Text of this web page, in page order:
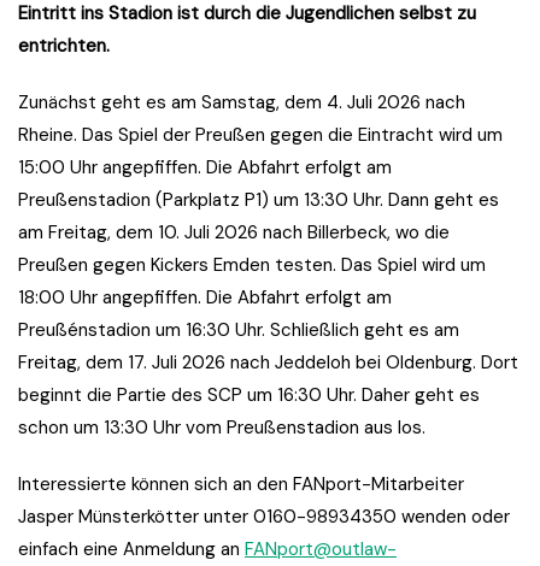
Eintritt ins Stadion ist durch die Jugendlichen selbst zu
entrichten.
Zunächst geht es am Samstag, dem 4. Juli 2026 nach
Rheine. Das Spiel der Preußen gegen die Eintracht wird um
15:00 Uhr angepfiffen. Die Abfahrt erfolgt am
Preußenstadion (Parkplatz P1) um 13:30 Uhr. Dann geht es
am Freitag, dem 10. Juli 2026 nach Billerbeck, wo die
Preußen gegen Kickers Emden testen. Das Spiel wird um
18:00 Uhr angepfiffen. Die Abfahrt erfolgt am
Preußénstadion um 16:30 Uhr. Schließlich geht es am
Freitag, dem 17. Juli 2026 nach Jeddeloh bei Oldenburg. Dort
beginnt die Partie des SCP um 16:30 Uhr. Daher geht es
schon um 13:30 Uhr vom Preußenstadion aus los.
Interessierte können sich an den FANport-Mitarbeiter
Jasper Münsterkötter unter 0160-98934350 wenden oder
einfach eine Anmeldung an FANport@outlaw-